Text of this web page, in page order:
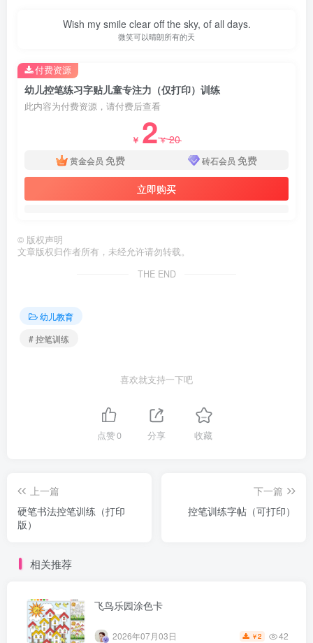
Wish my smile clear off the sky, of all days.
微笑可以晴朗所有的天
幼儿控笔练习字贴儿童专注力（仅打印）训练
此内容为付费资源，请付费后查看
￥ 2￥20
黄金会员 免费 砖石会员 免费
立即购买
付费资源
© 版权声明
文章版权归作者所有，未经允许请勿转载。
THE END
幼儿教育
# 控笔训练
喜欢就支持一下吧
点赞0 分享 收藏
上一篇
硬笔书法控笔训练（打印
版）
下一篇
控笔训练字帖（可打印）
相关推荐
飞鸟乐园涂色卡
2026年07月03日 ￥2 42